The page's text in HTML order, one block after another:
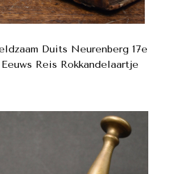
Duits Neurenberg 17e
Eeuws Reis Rokkandelaartje